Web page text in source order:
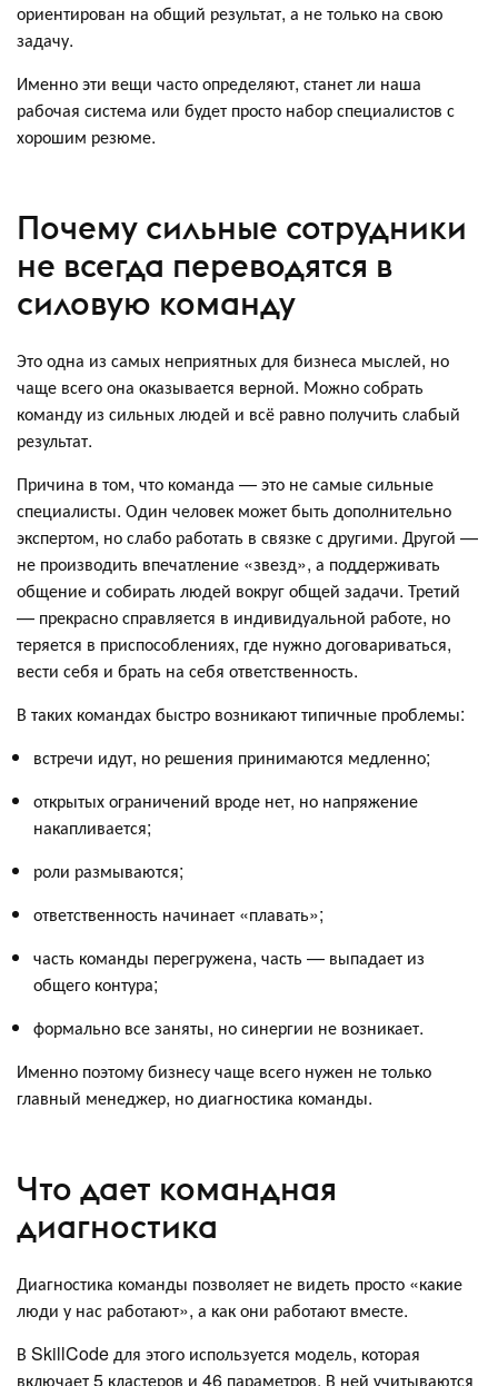
ориентирован на общий результат, а не только на свою
задачу.
Именно эти вещи часто определяют, станет ли наша
рабочая система или будет просто набор специалистов с
хорошим резюме.
Почему сильные сотрудники
не всегда переводятся в
силовую команду
Это одна из самых неприятных для бизнеса мыслей, но
чаще всего она оказывается верной. Можно собрать
команду из сильных людей и всё равно получить слабый
результат.
Причина в том, что команда — это не самые сильные
специалисты. Один человек может быть дополнительно
экспертом, но слабо работать в связке с другими. Другой —
не производить впечатление «звезд», а поддерживать
общение и собирать людей вокруг общей задачи. Третий
— прекрасно справляется в индивидуальной работе, но
теряется в приспособлениях, где нужно договариваться,
вести себя и брать на себя ответственность.
В таких командах быстро возникают типичные проблемы:
встречи идут, но решения принимаются медленно;
открытых ограничений вроде нет, но напряжение
накапливается;
роли размываются;
ответственность начинает «плавать»;
часть команды перегружена, часть — выпадает из
общего контура;
формально все заняты, но синергии не возникает.
Именно поэтому бизнесу чаще всего нужен не только
главный менеджер, но диагностика команды.
Что дает командная
диагностика
Диагностика команды позволяет не видеть просто «какие
люди у нас работают», а как они работают вместе.
В SkillCode для этого используется модель, которая
включает 5 кластеров и 46 параметров. В ней учитываются